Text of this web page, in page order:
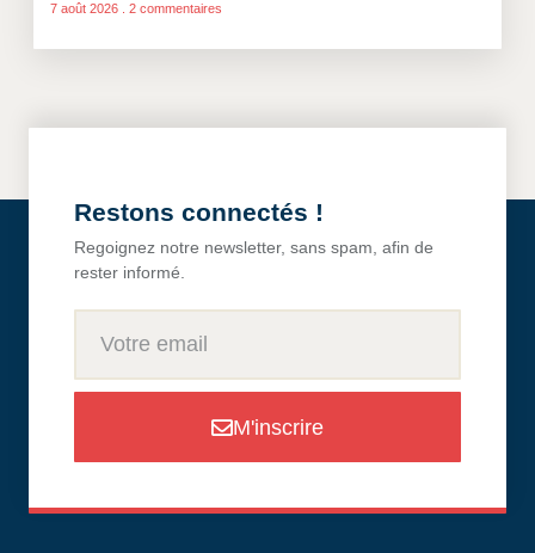
7 août 2026 2 commentaires
Restons connectés !
Regoignez notre newsletter, sans spam, afin de
rester informé.
M'inscrire